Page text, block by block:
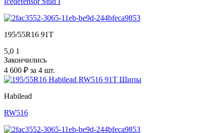
195/55R16 91T
5,0 1
Закончились
4 600 ₽ за 4 шт.
Habilead
RW516